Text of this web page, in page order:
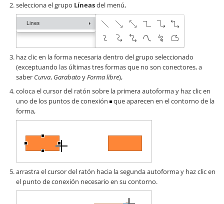
selecciona el grupo Líneasdel menú,
haz clic en la forma necesaria dentro del grupo seleccionado
(exceptuando las últimas tres formas que no son conectores, a
saber Curva, GarabatoyForma libre),
coloca el cursor del ratón sobre la primera autoforma y haz clic en
uno de los puntos de conexión
que aparecen en el contorno de la
forma,
arrastra el cursor del ratón hacia la segunda autoforma y haz clic en
el punto de conexión necesario en su contorno.